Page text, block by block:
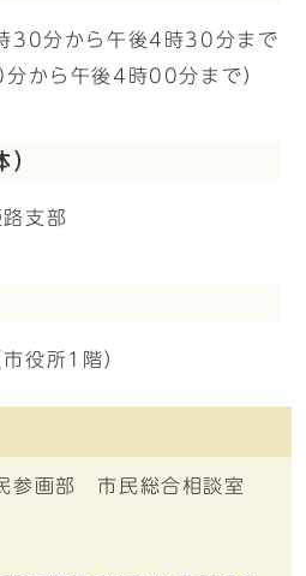
分から午後4時30分まで
から午後4時00分まで）
支部
役所1階）
参画部 市民総合相談室